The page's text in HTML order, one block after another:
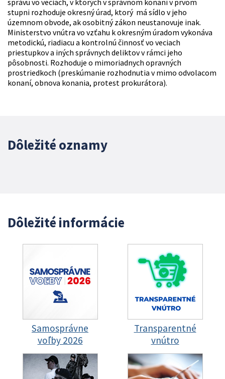
správu vo veciach, v ktorých v správnom konaní v prvom
stupni rozhoduje okresný úrad, ktorý má sídlo v jeho
územnom obvode, ak osobitný zákon neustanovuje inak.
Ministerstvo vnútra vo vzťahu k okresným úradom vykonáva
metodickú, riadiacu a kontrolnú činnosť vo veciach
priestupkov a iných správnych deliktov v rámci jeho
pôsobnosti. Rozhoduje o mimoriadnych opravných
prostriedkoch (preskúmanie rozhodnutia v mimo odvolacom
konaní, obnova konania, protest prokurátora).
Dôležité oznamy
Dôležité informácie
Samosprávne
voľby 2026
Transparentné
vnútro